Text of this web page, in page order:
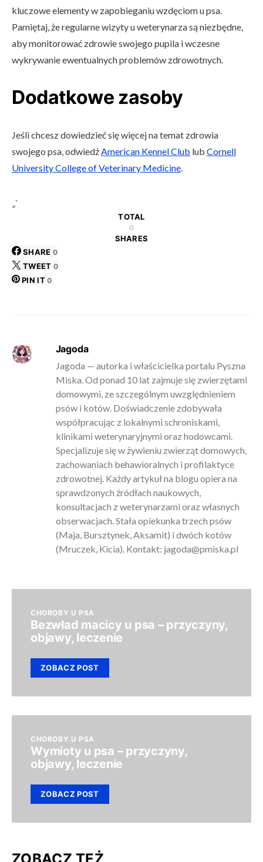
kluczowe elementy w zapobieganiu wzdęciom u psa.
Pamiętaj, że regularne wizyty u weterynarza są niezbędne,
aby monitorować zdrowie swojego pupila i wczesne
wykrywanie ewentualnych problemów zdrowotnych.
Dodatkowe zasoby
Jeśli chcesz dowiedzieć się więcej na temat zdrowia
swojego psa, odwiedźAmerican Kennel Club lub Cornell
University College of Veterinary Medicine.
„`
TOTAL
0
SHARES
SHARE 0
TWEET 0
PIN IT 0
Jagoda
Jagoda — autorka i właścicielka portalu Pyszna
Miska. Od ponad 10 lat zajmuje się zwierzętami
domowymi, ze szczególnym uwzględnieniem
psów i kotów. Doświadczenie zdobywała
współpracując z lokalnymi schroniskami,
klinikami weterynaryjnymi oraz hodowcami.
Specjalizuje się w żywieniu zwierząt domowych,
zachowaniach behawioralnych i profilaktyce
zdrowotnej. Każdy artykuł na blogu opiera na
sprawdzonych źródłach naukowych,
konsultacjach z weterynarzami oraz własnych
obserwacjach. Stała opiekunka trzech psów
(Maja, Bursztynek, Aksamit) i dwóch kotów
(Mruczek, Kicia). Kontakt: jagoda@pmiska.pl
CHOROBY U PSA
Bezwład macicy u psa – przyczyny,
objawy, leczenie
ZOBACZ POST
CHOROBY U PSA
Wymioty u psa – przyczyny,
objawy, leczenie
ZOBACZ POST